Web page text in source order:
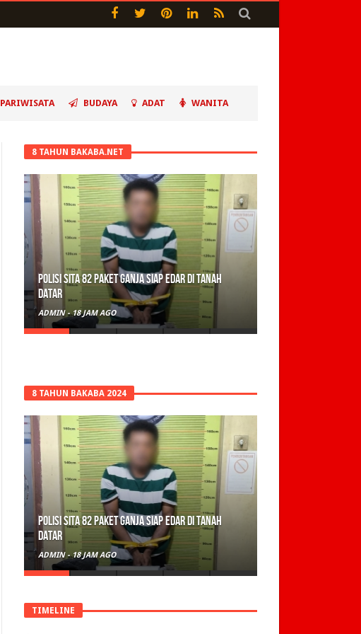
PARIWISATA BUDAYA ADAT WANITA
8 TAHUN BAKABA.NET
Polisi Sita 82 Paket Ganja Siap Edar di Tanah
Datar
ADMIN -18 JAM AGO
8 TAHUN BAKABA 2024
Polisi Sita 82 Paket Ganja Siap Edar di Tanah
Datar
ADMIN -18 JAM AGO
TIMELINE